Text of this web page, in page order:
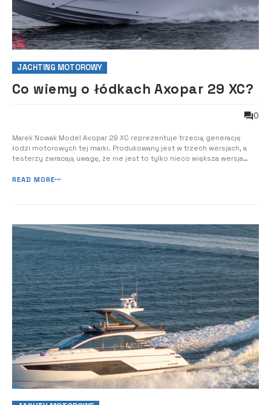
JACHTING MOTOROWY
Co wiemy o łódkach Axopar 29 XC?
0
Marek Nowak Model Axopar 29 XC reprezentuje trzecią generację
łodzi motorowych tej marki. Produkowany jest w trzech wersjach, a
testerzy zwracają uwagę, że nie jest to tylko nieco większa wersja
się ta jednostka wśród testerów, cieszy tym bardziej, że w jej
READ MORE